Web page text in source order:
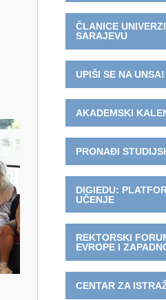
ČLANICE
SARAJEVU
UPIŠI SE NA UNSA!
AKADEMSKI
PRONAĐI
DIGIEDU:
UČENJE
REKTORSKI
EVROPE I
CENTAR ZA